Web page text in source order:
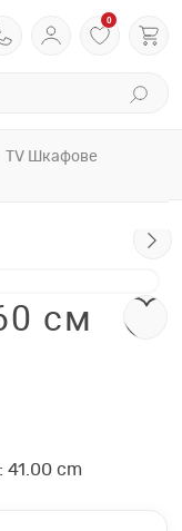
0
TV Шкафове
см
41.00 cm